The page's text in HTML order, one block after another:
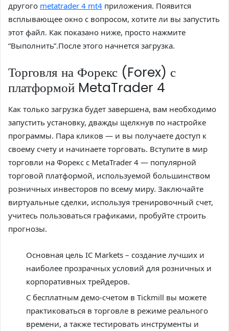
другого metatrader 4 mt4 приложения. Появится
всплывающее окно с вопросом, хотите ли вы запустить
этот файл. Как показано ниже, просто нажмите
“Выполнить”.После этого начнется загрузка.
Торговля на Форекс (Forex) с
платформой MetaTrader 4
Как только загрузка будет завершена, вам необходимо
запустить установку, дважды щелкнув по настройке
программы. Пара кликов — и вы получаете доступ к
своему счету и начинаете торговать. Вступите в мир
торговли на Форекс с MetaTrader 4 — популярной
торговой платформой, используемой большинством
розничных инвесторов по всему миру. Заключайте
виртуальные сделки, используя тренировочный счет,
учитесь пользоваться графиками, пробуйте строить
прогнозы.
Основная цель IC Markets – создание лучших и
наиболее прозрачных условий для розничных и
корпоративных трейдеров.
С бесплатным демо-счетом в Tickmill вы можете
практиковаться в торговле в режиме реального
времени, а также тестировать инструменты и